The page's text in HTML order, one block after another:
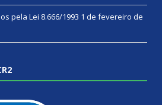
pela Lei 8.666/1993 1 de fevereiro de